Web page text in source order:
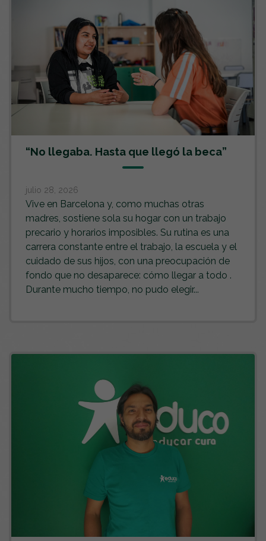
“No llegaba. Hasta que llegó la beca”
julio 28, 2026
Vive en Barcelona y, como muchas otras
madres, sostiene sola su hogar con un trabajo
precario y horarios imposibles. Su rutina es una
carrera constante entre el trabajo, la escuela y el
cuidado de sus hijos, con una preocupación de
fondo que no desaparece: cómo llegar a todo .
Durante mucho tiempo, no pudo elegir...